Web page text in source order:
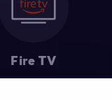
Fire TV